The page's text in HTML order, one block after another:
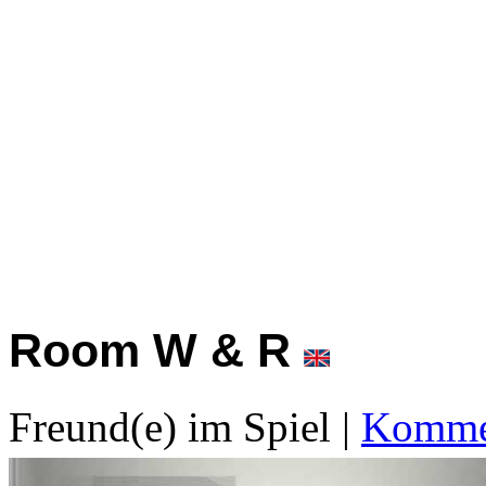
Room W & R
Freund(e) im Spiel |